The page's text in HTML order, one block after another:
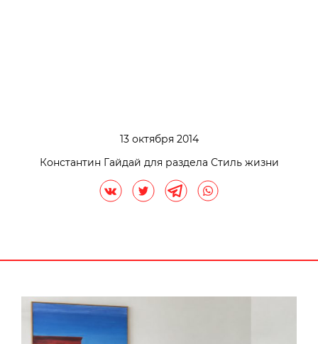
13 октября 2014
Константин Гайдай для раздела Стиль жизни